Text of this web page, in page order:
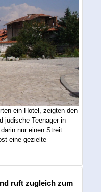
ein Hotel, zeigten den
jüdische Teenager in
nur einen Streit
eine gezielte
ruft zugleich zum